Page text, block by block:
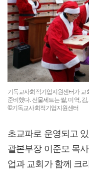
기독교사회적기업지원센터가 교
준비했다. 선물세트는 쌀, 미역,
©기독교사회적기업지원센터
초교파로 운영되고
괄본부장 이준모 목
업과 교회가 함께 크